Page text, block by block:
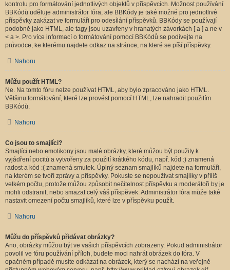
kontrolu pro formátování jednotlivých objektů v příspěvcích. Možnost používání
BBKódů uděluje administrátor fóra, ale BBKódy je také možné pro jednotlivé
příspěvky zakázat ve formuláři pro odesílání příspěvků. BBKódy se používají
podobně jako HTML, ale tagy jsou uzavřeny v hranatých závorkách [ a ] a ne v
< a >. Pro více informací o formátování pomocí BBKódů se podívejte na
průvodce, ke kterému najdete odkaz na stránce, na které se píší příspěvky.
Nahoru
Můžu použít HTML?
Ne. Na tomto fóru nelze používat HTML, aby bylo zpracováno jako HTML.
Většinu formátování, které lze provést pomocí HTML, lze nahradit použitím
BBKódů.
Nahoru
Co jsou to smajlíci?
Smajlíci nebo emotikony jsou malé obrázky, které můžou být použity k
vyjádření pocitů a vytvořeny za použití krátkého kódu, např. kód :) znamená
radost a kód :( znamená smutek. Úplný seznam smajlíků najdete na formuláři,
na kterém se tvoří zprávy a příspěvky. Pokuste se nepoužívat smajlíky v příliš
velkém počtu, protože můžou způsobit nečitelnost příspěvku a moderátoři by je
mohli odstranit, nebo smazat celý váš příspěvek. Administrátor fóra může také
nastavit omezení počtu smajlíků, které lze v příspěvku použít.
Nahoru
Můžu do příspěvků přidávat obrázky?
Ano, obrázky můžou být ve vašich příspěvcích zobrazeny. Pokud administrátor
povolil ve fóru používání příloh, budete moci nahrát obrázek do fóra. V
opačném případě musíte odkázat na obrázek, který se nachází na veřejně